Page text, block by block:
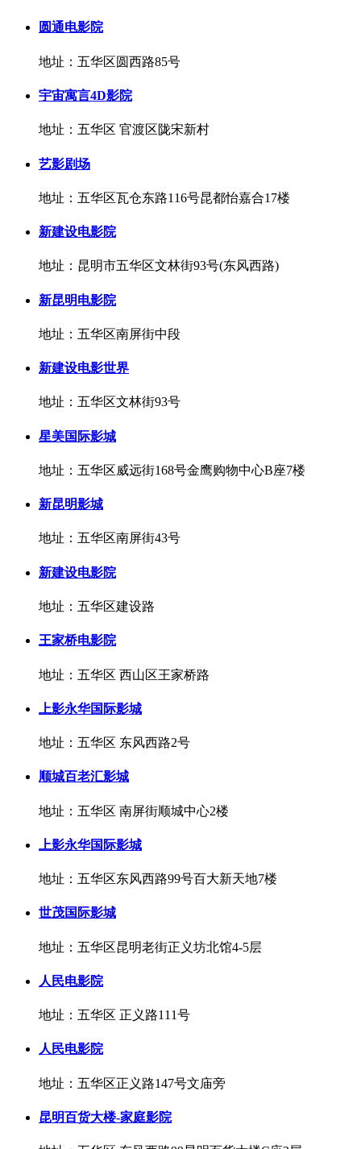
圆通电影院
地址：五华区圆西路85号
宇宙寓言4D影院
地址：五华区 官渡区陇宋新村
艺影剧场
地址：五华区瓦仓东路116号昆都怡嘉合17楼
新建设电影院
地址：昆明市五华区文林街93号(东风西路)
新昆明电影院
地址：五华区南屏街中段
新建设电影世界
地址：五华区文林街93号
星美国际影城
地址：五华区威远街168号金鹰购物中心B座7楼
新昆明影城
地址：五华区南屏街43号
新建设电影院
地址：五华区建设路
王家桥电影院
地址：五华区 西山区王家桥路
上影永华国际影城
地址：五华区 东风西路2号
顺城百老汇影城
地址：五华区 南屏街顺城中心2楼
上影永华国际影城
地址：五华区东风西路99号百大新天地7楼
世茂国际影城
地址：五华区昆明老街正义坊北馆4-5层
人民电影院
地址：五华区 正义路111号
人民电影院
地址：五华区正义路147号文庙旁
昆明百货大楼-家庭影院